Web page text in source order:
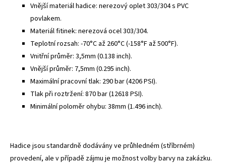
Vnější materiál hadice: nerezový oplet 303/304 s PVC
povlakem.
Materiál fitinek: nerezová ocel 303/304.
Teplotní rozsah: -70°C až 260°C (-158°F až 500°F).
Vnitřní průměr: 3,5mm (0.138 inch).
Vnější průměr: 7,5mm (0.295 inch).
Maximální pracovní tlak: 290 bar (4206 PSI).
Tlak při roztržení: 870 bar (12618 PSI).
Minimální poloměr ohybu: 38mm (1.496 inch).
Hadice jsou standardně dodávány ve průhledném (stříbrném)
provedení, ale v případě zájmu je možnost volby barvy na zakázku.